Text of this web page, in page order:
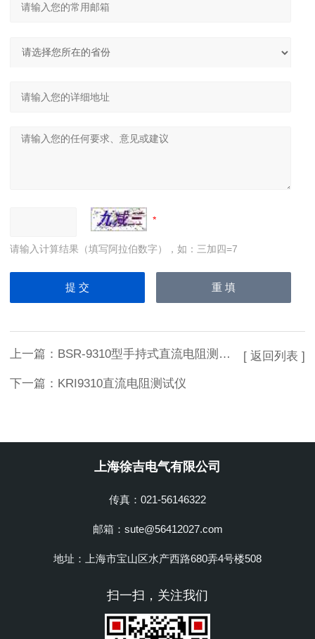
请输入计算结果（填写阿拉伯数字），如：三加四=7
上一篇： BSR-9310型手持式直流电阻测试仪
下一篇： KRI9310直流电阻测试仪
[ 返回列表 ]
上海徐吉电气有限公司
传真：021-56146322
邮箱：sute@56412027.com
地址：上海市宝山区水产西路680弄4号楼508
扫一扫，关注我们